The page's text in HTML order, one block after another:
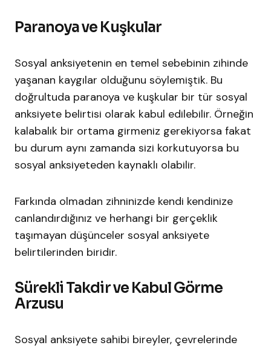
Paranoya ve Kuşkular
Sosyal anksiyetenin en temel sebebinin zihinde
yaşanan kaygılar olduğunu söylemiştik. Bu
doğrultuda paranoya ve kuşkular bir tür sosyal
anksiyete belirtisi olarak kabul edilebilir. Örneğin
kalabalık bir ortama girmeniz gerekiyorsa fakat
bu durum aynı zamanda sizi korkutuyorsa bu
sosyal anksiyeteden kaynaklı olabilir.
Farkında olmadan zihninizde kendi kendinize
canlandırdığınız ve herhangi bir gerçeklik
taşımayan düşünceler sosyal anksiyete
belirtilerinden biridir.
Sürekli Takdir ve Kabul Görme
Arzusu
Sosyal anksiyete sahibi bireyler, çevrelerinde